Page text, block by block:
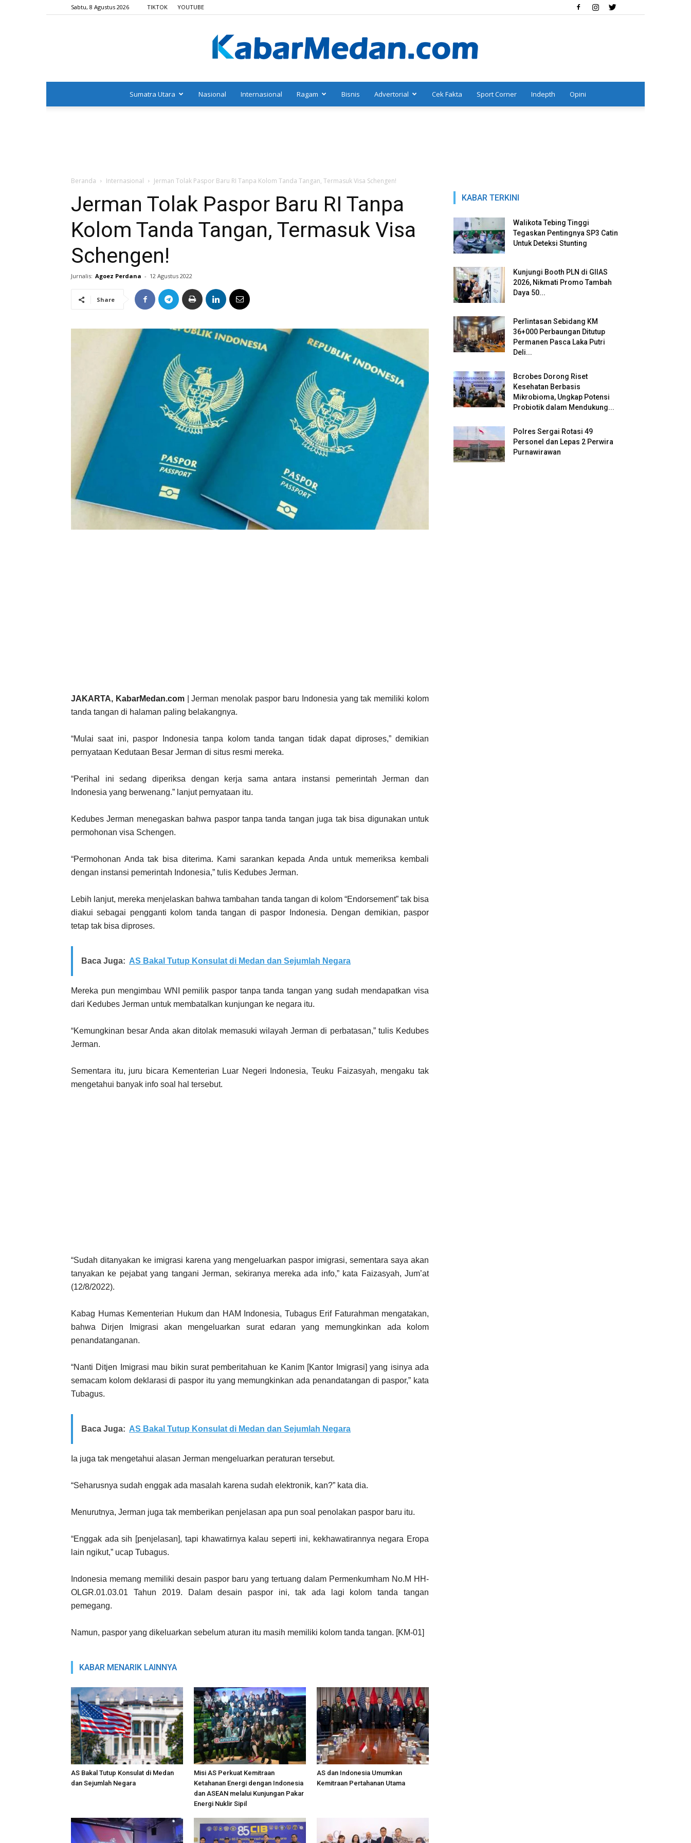
Sabtu, 8 Agustus 2026 TIKTOK YOUTUBE
Sumatra Utara Nasional Internasional Ragam Bisnis Advertorial Cek Fakta Sport Corner Indepth Opini
Beranda Internasional Jerman Tolak Paspor Baru RI Tanpa Kolom Tanda Tangan, Termasuk Visa Schengen!
Jerman Tolak Paspor Baru RI Tanpa
Kolom Tanda Tangan, Termasuk Visa
Schengen!
Jurnalis: Agoez Perdana - 12 Agustus 2022
Share
JAKARTA, KabarMedan.com| Jerman menolak paspor baru Indonesia yang tak memiliki kolom
tanda tangan di halaman paling belakangnya.
“Mulai saat ini, paspor Indonesia tanpa kolom tanda tangan tidak dapat diproses,” demikian
pernyataan Kedutaan Besar Jerman di situs resmi mereka.
“Perihal ini sedang diperiksa dengan kerja sama antara instansi pemerintah Jerman dan
Indonesia yang berwenang.” lanjut pernyataan itu.
Kedubes Jerman menegaskan bahwa paspor tanpa tanda tangan juga tak bisa digunakan untuk
permohonan visa Schengen.
“Permohonan Anda tak bisa diterima. Kami sarankan kepada Anda untuk memeriksa kembali
dengan instansi pemerintah Indonesia,” tulis Kedubes Jerman.
Lebih lanjut, mereka menjelaskan bahwa tambahan tanda tangan di kolom “Endorsement” tak bisa
diakui sebagai pengganti kolom tanda tangan di paspor Indonesia. Dengan demikian, paspor
tetap tak bisa diproses.
Baca Juga: AS Bakal Tutup Konsulat di Medan dan Sejumlah Negara
Mereka pun mengimbau WNI pemilik paspor tanpa tanda tangan yang sudah mendapatkan visa
dari Kedubes Jerman untuk membatalkan kunjungan ke negara itu.
“Kemungkinan besar Anda akan ditolak memasuki wilayah Jerman di perbatasan,” tulis Kedubes
Jerman.
Sementara itu, juru bicara Kementerian Luar Negeri Indonesia, Teuku Faizasyah, mengaku tak
mengetahui banyak info soal hal tersebut.
“Sudah ditanyakan ke imigrasi karena yang mengeluarkan paspor imigrasi, sementara saya akan
tanyakan ke pejabat yang tangani Jerman, sekiranya mereka ada info,” kata Faizasyah, Jum’at
(12/8/2022).
Kabag Humas Kementerian Hukum dan HAM Indonesia, Tubagus Erif Faturahman mengatakan,
bahwa Dirjen Imigrasi akan mengeluarkan surat edaran yang memungkinkan ada kolom
penandatanganan.
“Nanti Ditjen Imigrasi mau bikin surat pemberitahuan ke Kanim [Kantor Imigrasi] yang isinya ada
semacam kolom deklarasi di paspor itu yang memungkinkan ada penandatangan di paspor,” kata
Tubagus.
Baca Juga: AS Bakal Tutup Konsulat di Medan dan Sejumlah Negara
Ia juga tak mengetahui alasan Jerman mengeluarkan peraturan tersebut.
“Seharusnya sudah enggak ada masalah karena sudah elektronik, kan?” kata dia.
Menurutnya, Jerman juga tak memberikan penjelasan apa pun soal penolakan paspor baru itu.
“Enggak ada sih [penjelasan], tapi khawatirnya kalau seperti ini, kekhawatirannya negara Eropa
lain ngikut,” ucap Tubagus.
Indonesia memang memiliki desain paspor baru yang tertuang dalam Permenkumham No.M HH-
OLGR.01.03.01 Tahun 2019. Dalam desain paspor ini, tak ada lagi kolom tanda tangan
pemegang.
Namun, paspor yang dikeluarkan sebelum aturan itu masih memiliki kolom tanda tangan. [KM-01]
KABAR MENARIK LAINNYA
AS Bakal Tutup Konsulat di Medan
dan Sejumlah Negara
Misi AS Perkuat Kemitraan
Ketahanan Energi dengan Indonesia
dan ASEAN melalui Kunjungan Pakar
Energi Nuklir Sipil
AS dan Indonesia Umumkan
Kemitraan Pertahanan Utama
KABAR TERKINI
Walikota Tebing Tinggi
Tegaskan Pentingnya SP3 Catin
Untuk Deteksi Stunting
Kunjungi Booth PLN di GIIAS
2026, Nikmati Promo Tambah
Daya 50...
Perlintasan Sebidang KM
36+000 Perbaungan Ditutup
Permanen Pasca Laka Putri
Deli...
Bcrobes Dorong Riset
Kesehatan Berbasis
Mikrobioma, Ungkap Potensi
Probiotik dalam Mendukung...
Polres Sergai Rotasi 49
Personel dan Lepas 2 Perwira
Purnawirawan